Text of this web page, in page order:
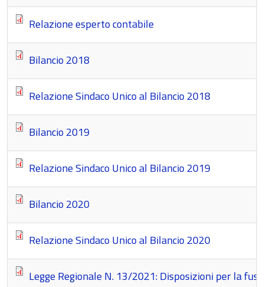
Relazione esperto contabile
Bilancio 2018
Relazione Sindaco Unico al Bilancio 2018
Bilancio 2019
Relazione Sindaco Unico al Bilancio 2019
Bilancio 2020
Relazione Sindaco Unico al Bilancio 2020
Legge Regionale N. 13/2021: Disposizioni per la